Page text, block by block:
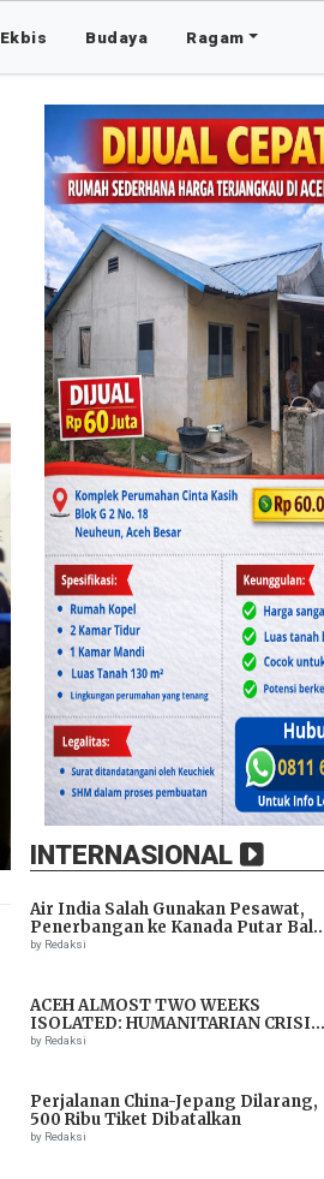
Ekbis Budaya Ragam
INTERNASIONAL
Air India Salah Gunakan Pesawat,
Penerbangan ke Kanada Putar
Setelah 9 Jam di Udara
by Redaksi
ACEH ALMOST TWO WEEKS
ISOLATED: HUMANITARIAN CRISIS
THREATENS LIVES, IMMEDIATE
by Redaksi
Perjalanan China-Jepang Dilarang,
500 Ribu Tiket Dibatalkan
by Redaksi